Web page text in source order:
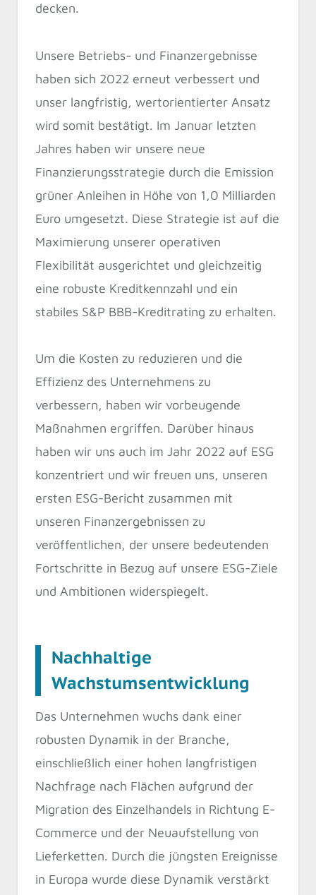
decken.
Unsere Betriebs- und Finanzergebnisse
haben sich 2022 erneut verbessert und
unser langfristig, wertorientierter Ansatz
wird somit bestätigt. Im Januar letzten
Jahres haben wir unsere neue
Finanzierungsstrategie durch die Emission
grüner Anleihen in Höhe von 1,0 Milliarden
Euro umgesetzt. Diese Strategie ist auf die
Maximierung unserer operativen
Flexibilität ausgerichtet und gleichzeitig
eine robuste Kreditkennzahl und ein
stabiles S&P BBB-Kreditrating zu erhalten.
Um die Kosten zu reduzieren und die
Effizienz des Unternehmens zu
verbessern, haben wir vorbeugende
Maßnahmen ergriffen. Darüber hinaus
haben wir uns auch im Jahr 2022 auf ESG
konzentriert und wir freuen uns, unseren
ersten ESG-Bericht zusammen mit
unseren Finanzergebnissen zu
veröffentlichen, der unsere bedeutenden
Fortschritte in Bezug auf unsere ESG-Ziele
und Ambitionen widerspiegelt.
Nachhaltige
Wachstumsentwicklung
Das Unternehmen wuchs dank einer
robusten Dynamik in der Branche,
einschließlich einer hohen langfristigen
Nachfrage nach Flächen aufgrund der
Migration des Einzelhandels in Richtung E-
Commerce und der Neuaufstellung von
Lieferketten. Durch die jüngsten Ereignisse
in Europa wurde diese Dynamik verstärkt